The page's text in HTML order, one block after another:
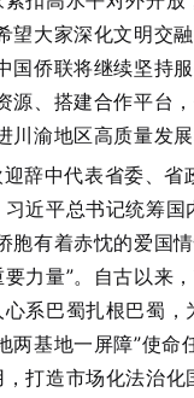
望大家深化文明交
国侨联将继续坚持
源、搭建合作平台
川渝地区高质量发
辞中代表省委、
近平总书记统筹
胞有着赤忱的爱国
力量”。自古以来
系巴蜀扎根巴蜀
两基地一屏障”使
打造市场化法治